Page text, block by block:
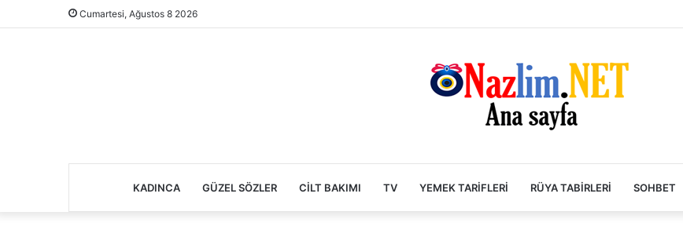
Cumartesi, Ağustos 8 2026
KADINCA GÜZEL SÖZLER CILT BAKIMI TV YEMEK TARIFLERI RÜYA TABIRLERI SOHBET